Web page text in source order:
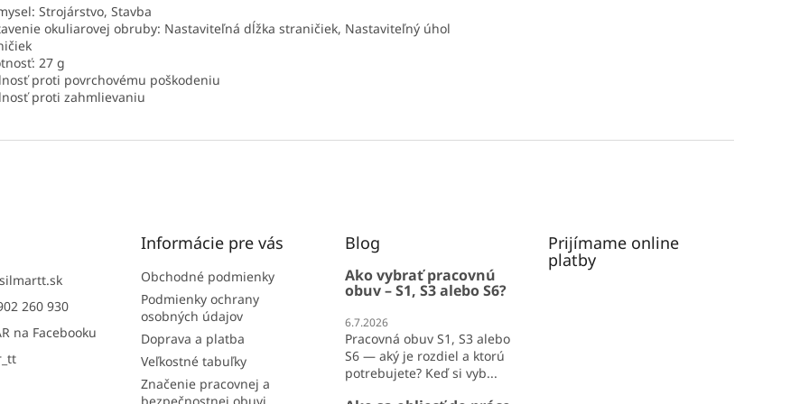
Strojárstvo, Stavba
okuliarovej obruby: Nastaviteľná dĺžka straničiek, Nastaviteľný úhol
27 g
proti povrchovému poškodeniu
proti zahmlievaniu
silmartt.sk
260 930
na Facebooku
Informácie pre vás
Obchodné podmienky
Podmienky ochrany
osobných údajov
Doprava a platba
Veľkostné tabuľky
Značenie pracovnej a
bezpečnostnej obuvi
Blog
Ako vybrať pracovnú
obuv – S1, S3 alebo S6?
6.7.2026
Pracovná obuv S1, S3 alebo
S6 — aký je rozdiel a ktorú
potrebujete? Keď si vyb...
Prijímame online
platby